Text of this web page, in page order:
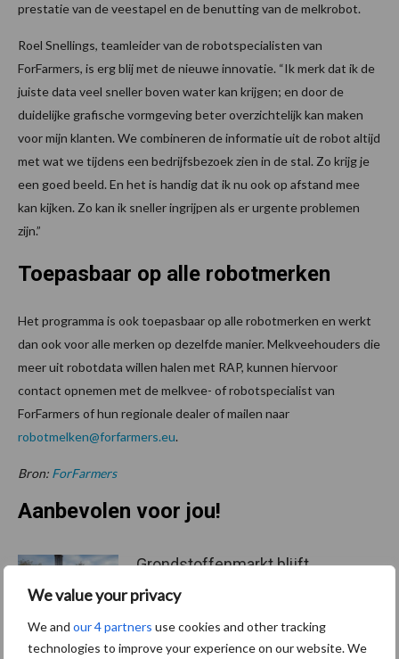
We value your privacy
We and our 4 partners use cookies and other tracking
technologies to improve your experience on our website. We
prestatie van de veestapel en de benutting van de melkrobot.
Roel Snellings, teamleider van de robotspecialisten van
ForFarmers, is erg blij met de nieuwe innovatie. “Ik merk dat ik de
juiste data veel sneller boven water kan krijgen; en door de
duidelijke grafische vormgeving beter overzichtelijk kan maken
voor mijn klanten. We combineren de informatie uit de robot altijd
met wat we tijdens een bedrijfsbezoek zien in de stal. Zo krijg je
een goed beeld. En het is handig dat ik nu ook op afstand mee
kan kijken. Zo kan ik sneller ingrijpen als er urgente problemen
zijn.”
Toepasbaar op alle robotmerken
Het programma is ook toepasbaar op alle robotmerken en werkt
dan ook voor alle merken op dezelfde manier. Melkveehouders die
meer uit robotdata willen halen met RAP, kunnen hiervoor
contact opnemen met de melkvee- of robotspecialist van
ForFarmers of hun regionale dealer of mailen naar
robotmelken@forfarmers.eu.
Bron: ForFarmers
Aanbevolen voor jou!
Grondstoffenmarkt blijft
geopolitiek houden handel
in de greep